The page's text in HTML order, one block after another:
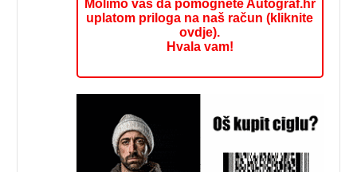
Molimo vas da pomognete Autograf.hr
uplatom priloga na naš račun (kliknite
ovdje).
Hvala vam!